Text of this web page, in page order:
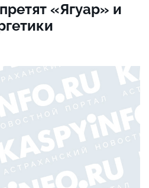
«Ягуар» и